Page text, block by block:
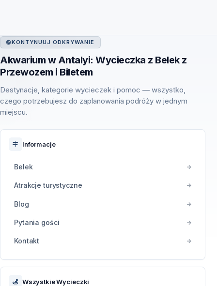
KONTYNUUJ ODKRYWANIE
Akwarium w Antalyi: Wycieczka z Belek z
Przewozem i Biletem
Destynacje, kategorie wycieczek i pomoc — wszystko,
czego potrzebujesz do zaplanowania podróży w jednym
miejscu.
Informacje
Belek
Atrakcje turystyczne
Blog
Pytania gości
Kontakt
Wszystkie Wycieczki